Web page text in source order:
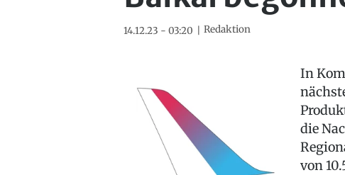
14.12.23 - 03:20 Redaktion
In
die
von